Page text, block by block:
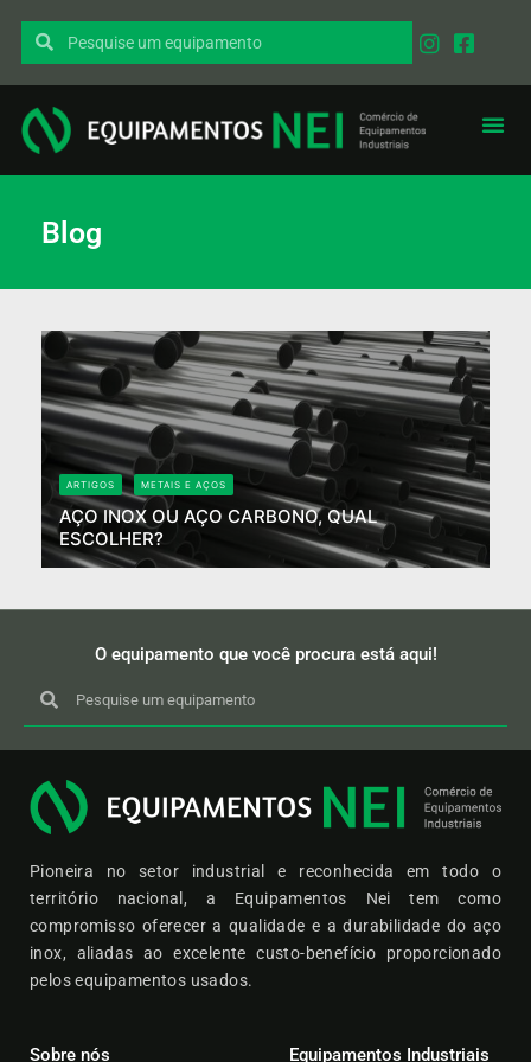
Blog
ARTIGOS METAIS E AÇOS
AÇO INOX OU AÇO CARBONO, QUAL
ESCOLHER?
O equipamento que você procura está aqui!
Pioneira no setor industrial e reconhecida em todo o
território nacional, a Equipamentos Nei tem como
compromisso oferecer a qualidade e a durabilidade do aço
inox, aliadas ao excelente custo-benefício proporcionado
pelos equipamentos usados.
Sobre nós Equipamentos Industriais